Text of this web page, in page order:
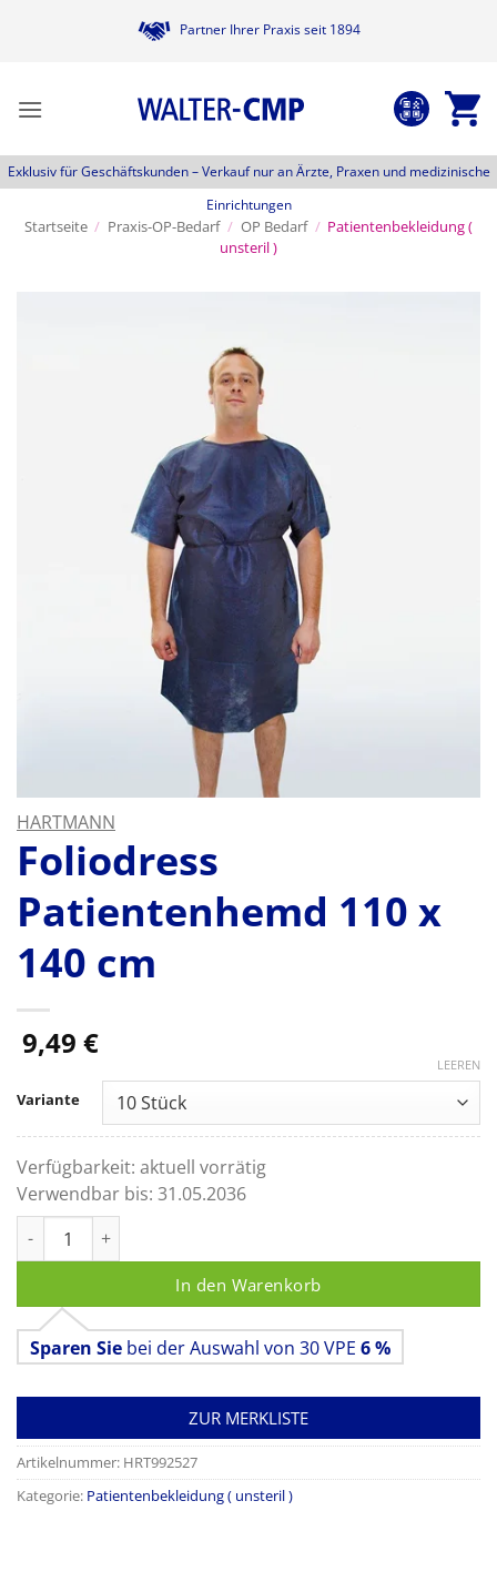
Partner Ihrer Praxis seit 1894
Exklusiv für Geschäftskunden –Verkauf nur an Ärzte, Praxen und medizinische
Einrichtungen
Startseite / Praxis-OP-Bedarf / OP Bedarf / Patientenbekleidung (
unsteril )
HARTMANN
Foliodress
Patientenhemd 110 x
140 cm
9,49 €
Variante
LEEREN
Verfügbarkeit: aktuell vorrätig
Verwendbar bis: 31.05.2036
In den Warenkorb
Sparen Sie bei der Auswahl von 30 VPE 6 %
ZUR MERKLISTE
Artikelnummer: HRT992527
Kategorie: Patientenbekleidung ( unsteril )